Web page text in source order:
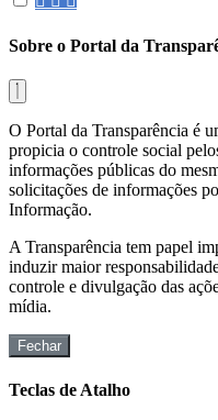
Sobre o Portal da
O Portal da Transparência é
propicia o controle social
informações públicas do
solicitações de informações
Informação.
A Transparência tem papel
induzir maior
controle e divulgação das
mídia.
Fechar
Teclas de Atalho